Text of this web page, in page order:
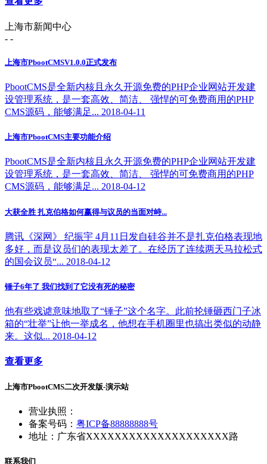
上海市新闻中心
- -
上海市PbootCMSV1.0.0正式发布
PbootCMS是全新内核且永久开源免费的PHP企业网站开发建
设管理系统，是一套高效、简洁、 强悍的可免费商用的PHP
CMS源码，能够满足... 2018-04-11
上海市PbootCMS主要功能介绍
PbootCMS是全新内核且永久开源免费的PHP企业网站开发建
设管理系统，是一套高效、简洁、 强悍的可免费商用的PHP
CMS源码，能够满足... 2018-04-12
大获全胜 扎克伯格如何赢得与议员的当面对峙...
腾讯《深网》 纪振宇 4月11日发自硅谷并不是扎克伯格表现地
多好，而是议员们的表现太差了。在经历了连续两天马拉松式
的国会议员“... 2018-04-12
锤子6年了 我们找到了它没有死的秘密
他有些戏谑意味地取了“锤子”这个名字。此前抡锤砸西门子冰
箱的“壮举”让他一举成名，他想在手机圈里也搞出类似的动静
来。这似... 2018-04-12
查看更多
上海市PbootCMS二次开发版-演示站
营业执照：
备案号码： 粤ICP备88888888号
地址：广东省XXXXXXXXXXXXXXXXXXXX路
联系我们